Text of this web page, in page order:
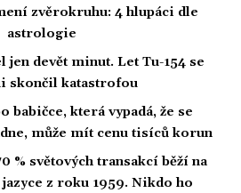
zvěrokruhu: 4 hlupáci dle
astrologie
jen devět minut. Let Tu-154 se
skončil katastrofou
babičce, která vypadá, že se
může mít cenu tisíců korun
% světových transakcí běží na
z roku 1959. Nikdo ho